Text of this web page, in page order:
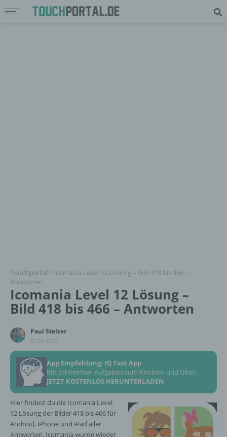
Touchportal > Icomania Level 12 Lösung – Bild 418 bis 466 –
Antworten
Icomania Level 12 Lösung –
Bild 418 bis 466 – Antworten
Paul Stelzer
07.04.2013
App Empfehlung: IQ Test App
Mit zahlreichen Aufgaben zum Knobeln und Üben
JETZT KOSTENLOS HERUNTERLADEN
Hier findest du die Icomania Level
12 Lösung der Bilder 418 bis 466 für
Android, iPhone und iPad aller
Antworten. Icomania wurde wieder